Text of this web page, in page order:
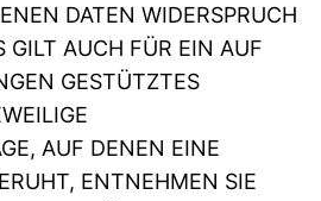
DATEN WIDERSPRUCH
GILT AUCH FÜR EIN AUF
GESTÜTZTES
AUF DENEN EINE
ENTNEHMEN SIE